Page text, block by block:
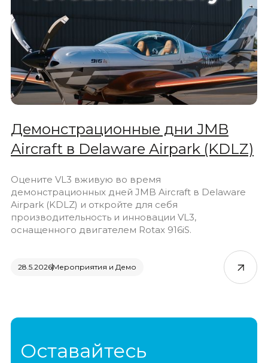
Демонстрационные дни JMB
Aircraft в Delaware Airpark (KDLZ)
Оцените VL3 вживую во время
демонстрационных дней JMB Aircraft в Delaware
Airpark (KDLZ) и откройте для себя
производительность и инновации VL3,
оснащенного двигателем Rotax 916iS.
28.5.2026Мероприятия и Демо
Оставайтесь